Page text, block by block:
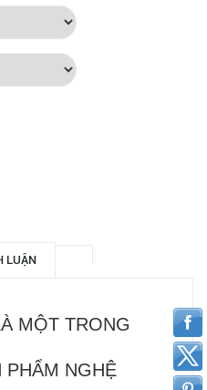
LUẬN
MỘT TRONG
PHẨM NGHỆ